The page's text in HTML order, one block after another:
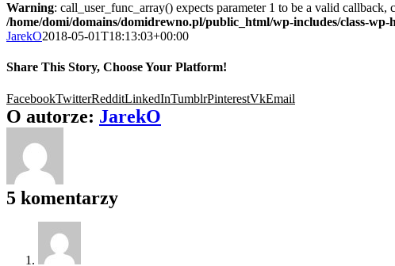
Warning: call_user_func_array() expects parameter 1 to be a valid
/home/domi/domains/domidrewno.pl/public_html/wp-includes/class-wp-
JarekO2018-05-01T18:13:03+00:00
Share This Story, Choose Your Platform!
FacebookTwitterRedditLinkedInTumblrPinterestVkEmail
O autorze: JarekO
5 komentarzy